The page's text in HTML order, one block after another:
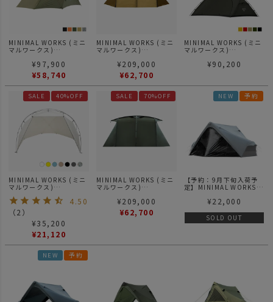
MINIMAL WORKS (ミニ
マルワークス)
¥97,900
¥58,740
MINIMAL WORKS (ミニ
マルワークス)
ト シェルター タンカラ
¥209,000
¥62,700
MINIMAL WORKS (ミニ
マルワークス)
¥90,200
SALE 40%OFF
MINIMAL WORKS (ミニ
マルワークス)
GLAMOUR SHELTER /
シェルター
4.50
（2 ）
¥35,200
¥21,120
SALE 70%OFF
MINIMAL WORKS (ミニ
マルワークス)
ェルター オリーブカラー
¥209,000
¥62,700
NEW 予約
【予約：9月下旬入荷予
定】MINIMAL WORKS
SUPERPOSITION
TPU DOOR| スーパーポ
ジション MGX600 TPU
¥22,000
SOLD OUT
NEW 予約